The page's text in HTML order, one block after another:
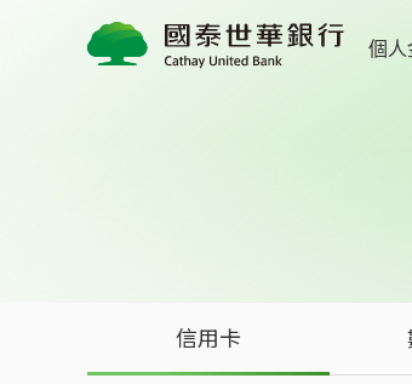
個人
信用卡